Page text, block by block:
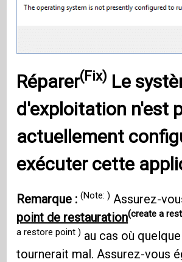
Réparer(Fix) Le
d'exploitation n'est
actuellement
exécuter cette
Remarque :(Note: ) Assurez-
point de restauration(create a
a restore point ) au cas où
tournerait mal. Assurez-vous